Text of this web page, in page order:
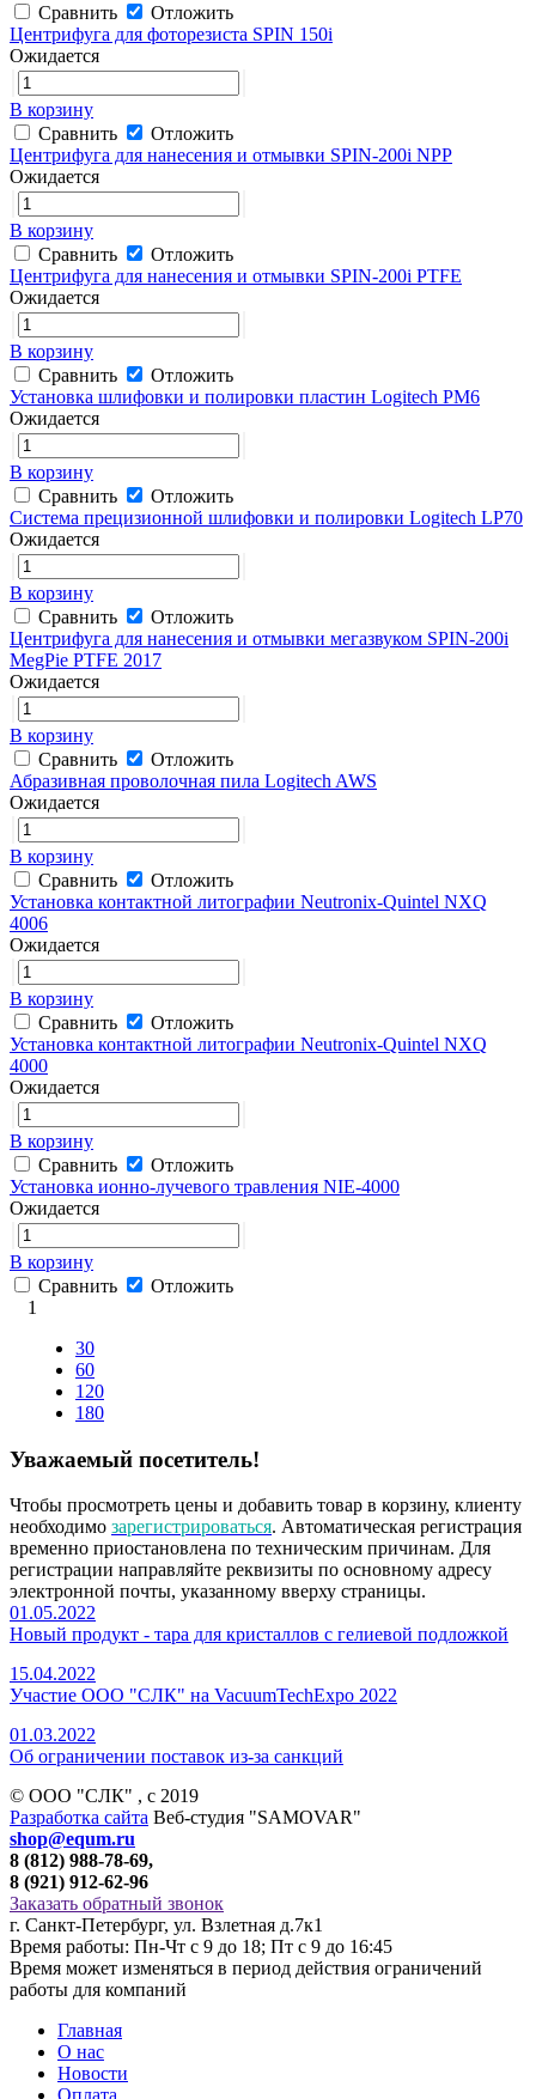
Сравнить
Отложить
Центрифуга для фоторезиста SPIN 150i
Ожидается
В корзину
Сравнить
Отложить
Центрифуга для нанесения и отмывки SPIN-200i NPP
Ожидается
В корзину
Сравнить
Отложить
Центрифуга для нанесения и отмывки SPIN-200i PTFE
Ожидается
В корзину
Сравнить
Отложить
Установка шлифовки и полировки пластин Logitech PM6
Ожидается
В корзину
Сравнить
Отложить
Система прецизионной шлифовки и полировки Logitech LP70
Ожидается
В корзину
Сравнить
Отложить
Центрифуга для нанесения и отмывки мегазвуком SPIN-200i
MegPie PTFE 2017
Ожидается
В корзину
Сравнить
Отложить
Абразивная проволочная пила Logitech AWS
Ожидается
В корзину
Сравнить
Отложить
Установка контактной литографии Neutronix-Quintel NXQ
4006
Ожидается
В корзину
Сравнить
Отложить
Установка контактной литографии Neutronix-Quintel NXQ
4000
Ожидается
В корзину
Сравнить
Отложить
Установка ионно-лучевого травления NIE-4000
Ожидается
В корзину
Сравнить
Отложить
1
30
60
120
180
Уважаемый посетитель!
Чтобы просмотреть цены и добавить товар в корзину, клиенту
необходимо зарегистрироваться. Автоматическая регистрация
временно приостановлена по техническим причинам. Для
регистрации направляйте реквизиты по основному адресу
электронной почты, указанному вверху страницы.
01.05.2022
Новый продукт - тара для кристаллов с гелиевой подложкой
15.04.2022
Участие ООО "СЛК" на VacuumTechExpo 2022
01.03.2022
Об ограничении поставок из-за санкций
© ООО "СЛК" , c 2019
Разработка сайта Веб-студия "SAMOVAR"
shop@equm.ru
8 (812) 988-78-69,
8 (921) 912-62-96
Заказать обратный звонок
г. Санкт-Петербург, ул. Взлетная д.7к1
Время работы: Пн-Чт с 9 до 18; Пт с 9 до 16:45
Время может изменяться в период действия ограничений
работы для компаний
Главная
О нас
Новости